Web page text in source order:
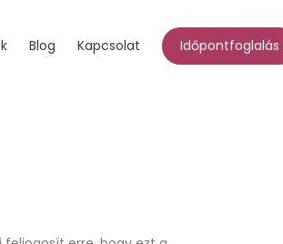
Blog Kapcsolat Időpontfoglalás